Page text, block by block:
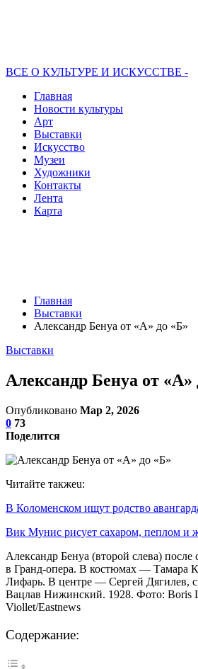
ВСЕ О КУЛЬТУРЕ И ИСКУССТВЕ -
Главная
Новости культуры
Арт
Выставки
Искусство
Музеи
Художники
Контакты
Лента
Карта
Главная
Выставки
Александр Бенуа от «А» до «Б»
Выставки
Александр Бенуа от «А»
Опубликовано Мар 2, 2026
0 73
Поделится
Читайте такжеu:
В Коломенском ищут родство
Вик Мунис рисует сахаром, пеплом и
Александр Бенуа (второй слева) после
в Гранд-опера. В костюмах — Тамара
Лифарь. В центре — Сергей Дягилев,
Вацлав Нижинский. 1928. Фото: Boris
Viollet/Eastnews
Содержание: